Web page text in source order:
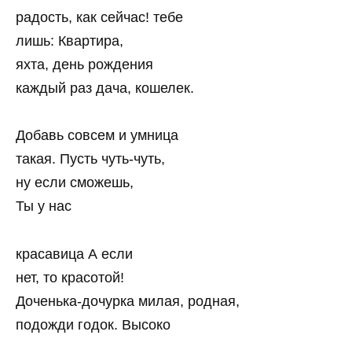
радость, как сейчас! тебе
лишь: Квартира,
яхта, день рождения
каждый раз дача, кошелек.
Добавь совсем и умница
такая. Пусть чуть-чуть,
ну если сможешь,
Ты у нас
красавица А если
нет, то красотой!
Доченька-дочурка милая, родная,
подожди годок. Высоко